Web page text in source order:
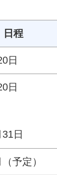
日程
日
日
日
予定）